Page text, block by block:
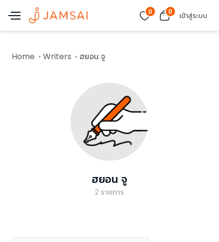
0 0 เข้าสู่ระบบ
Home Writers ฮยอน จู
ฮยอน จู
2รายการ